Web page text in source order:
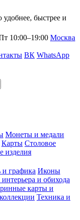
быстрее и
10:00–19:00 Москва
ВК WhatsApp
Монеты и медали
Карты Столовое
изделия
графика Иконы
и обихода
карты и
Техника и